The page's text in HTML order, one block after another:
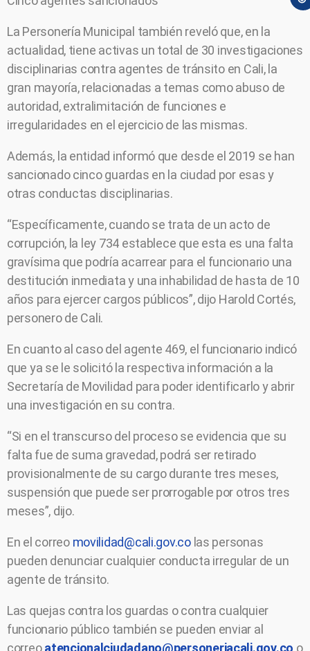
La Personería Municipal también reveló que, en la
actualidad, tiene activas un total de 30 investigaciones
disciplinarias contra agentes de tránsito en Cali, la
gran mayoría, relacionadas a temas como abuso de
autoridad, extralimitación de funciones e
irregularidades en el ejercicio de las mismas.
Además, la entidad informó que desde el 2019 se han
sancionado cinco guardas en la ciudad por esas y
otras conductas disciplinarias.
“Específicamente, cuando se trata de un acto de
corrupción, la ley 734 establece que esta es una falta
gravísima que podría acarrear para el funcionario una
destitución inmediata y una inhabilidad de hasta de 10
años para ejercer cargos públicos”, dijo Harold Cortés,
personero de Cali.
En cuanto al caso del agente 469, el funcionario indicó
que ya se le solicitó la respectiva información a la
Secretaría de Movilidad para poder identificarlo y abrir
una investigación en su contra.
“Si en el transcurso del proceso se evidencia que su
falta fue de suma gravedad, podrá ser retirado
provisionalmente de su cargo durante tres meses,
suspensión que puede ser prorrogable por otros tres
meses”, dijo.
En el correo movilidad@cali.gov.colas personas
pueden denunciar cualquier conducta irregular de un
agente de tránsito.
Las quejas contra los guardas o contra cualquier
funcionario público también se pueden enviar al
correoatencionalciudadano@personeriacali.gov.co o